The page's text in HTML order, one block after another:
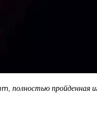
полностью